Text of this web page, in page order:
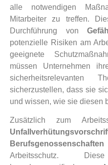
alle notwendigen
Mitarbeiter zu treffen.
Durchführung von
potenzielle Risiken am
geeignete
müssen Unternehmen
sicherheitsrelevanten
sicherzustellen, dass sie
und wissen, wie sie diesen
Zusätzlich zum
Berufsgenossenschaften
Arbeitsschutz.